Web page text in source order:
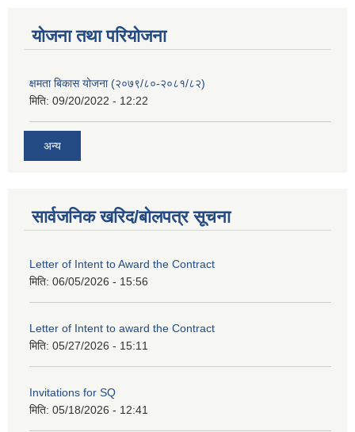
याेजना तथा परियाेजना
क्षमता बिकास योजना (२०७९/८०-२०८१/८२)
मिति: 09/20/2022 - 12:22
अन्य
सार्वजनिक खरिद/बोलपत्र सूचना
Letter of Intent to Award the Contract
मिति: 06/05/2026 - 15:56
Letter of Intent to award the Contract
मिति: 05/27/2026 - 15:11
Invitations for SQ
मिति: 05/18/2026 - 12:41